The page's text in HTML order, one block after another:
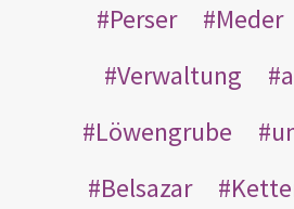
Perser
Meder
Verwaltung
Löwengrube
Belsazar